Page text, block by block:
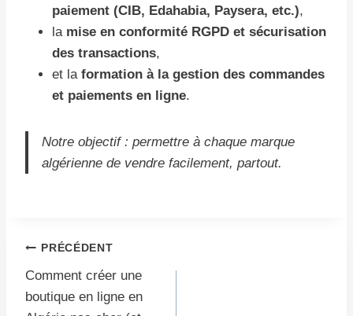
paiement (CIB, Edahabia, Paysera, etc.),
la mise en conformité RGPD et sécurisation
des transactions,
et la formation à la gestion des commandes
et paiements en ligne.
Notre objectif : permettre à chaque marque
algérienne de vendre facilement, partout.
Navigation
de
PRÉCÉDENT
Comment créer une
boutique en ligne en